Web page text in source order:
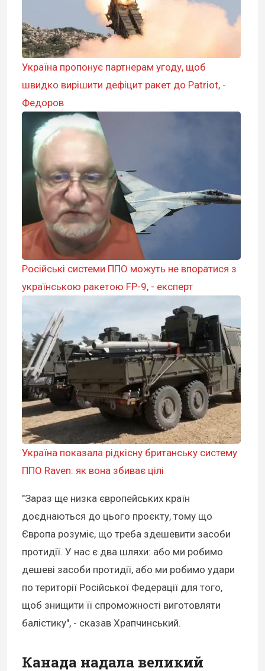
Україна пропонує партнерам угоду, щоб
швидко вирішити дефіцит ракет до Patriot, -
Федоров
Російські системи ППО можуть не впоратися з
українською ракетою FP-9, - експерт
Україна показала рідкісну британську систему
ППО Raven: як вона збиває цілі
"Зараз ще низка європейських країн
доєднаються до цього проєкту, тому що
Європа розуміє, що треба здешевити засоби
протидії. У нас є два шляхи: або ми робимо
дешеві засоби протидії, або ми робимо удари
по території Російської Федерації для того,
щоб знищити її спроможності виготовляти
балістику", - сказав Храпчинський.
Канада надала великий